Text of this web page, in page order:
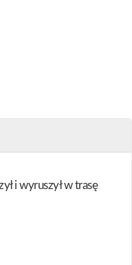
i wyruszył w trasę